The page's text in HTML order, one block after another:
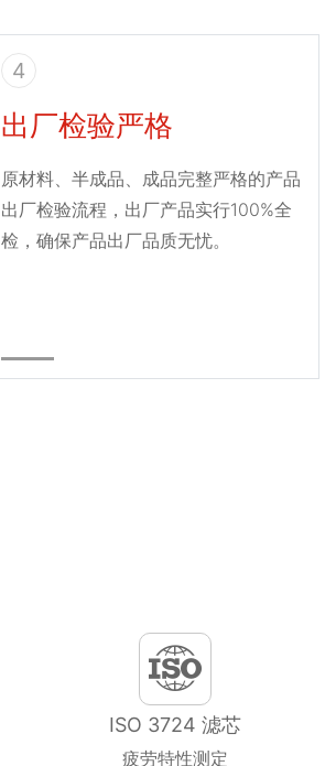
4
出厂检验严格
原材料、半成品、成品完整严格的产品
出厂检验流程，出厂产品实行100%全
检，确保产品出厂品质无忧。
ISO 3724 滤芯
疲劳特性测定